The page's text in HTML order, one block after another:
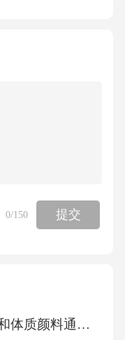
5次跳跃，组间
蹲时注意膝盖方
跑道进行，如快
。或采用“法特
在两标志物间
-1分钟）或次数
0/150 提交
GB/T 5211.11-2026颜料和体质颜料通用试验方法第11部分：水溶硫酸盐、氯化物和硝酸盐的测定